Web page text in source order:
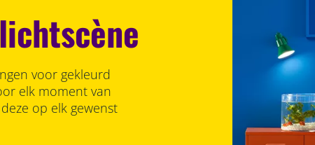
voor gekleurd
elk moment van
op elk gewenst